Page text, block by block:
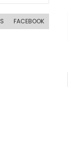
FACEBOOK